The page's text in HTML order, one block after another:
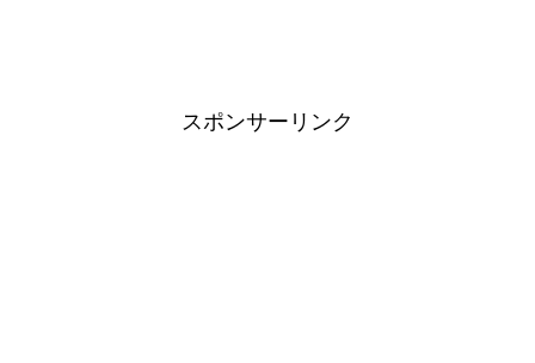
スポンサーリンク